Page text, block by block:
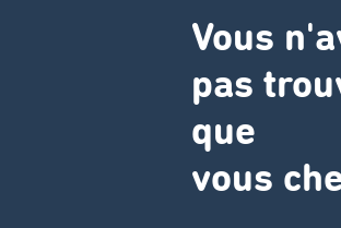
Vous
pas
que
vous